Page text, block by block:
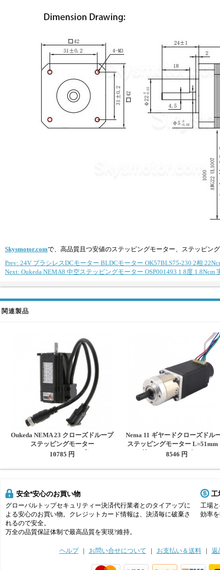
Skysmotor.comで、高品質且つ安値のステッピングモーター、ステッピン
Prev: 24V ブラシレスDCモーター BLDCモーター OK57BLS75-230 2相
Next: Oukeda NEMA8 中空ステッピングモーター OSP001493 1.8度 1.8Ncm
関連製品
Oukeda NEMA 23 クローズドループ
ステッピングモーター
OK57DL76EC1-2C1 1.8度 2.0 Nm
10785 円
Nema 11 ギヤードクローズドル
ステッピングモーター L=51mm
ヤ比 5:1 エンコーダ 300CPR
8546 円
安全*安心のお買い物
グローバルトップセキュリティー決済代行業者とのタイアップに
よる安心のお買い物。クレジットカード情報は、決済毎に破棄さ
れるので安全。
万全の品質保証体制で最高品質を実現?維持。
工
工場
効率
ヘルプ | お問い合せについて | お支払い＆送料 | 返